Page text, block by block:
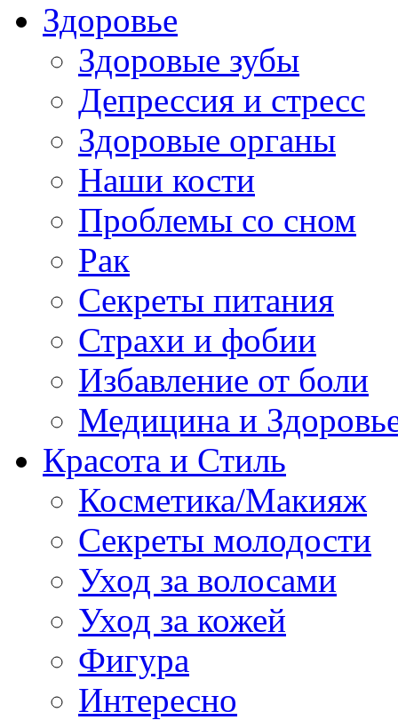
Здоровье
Здоровые зубы
Депрессия и стресс
Здоровые органы
Наши кости
Проблемы со сном
Рак
Секреты питания
Страхи и фобии
Избавление от боли
Медицина и
Красота и Стиль
Косметика/Макияж
Секреты молодости
Уход за волосами
Уход за кожей
Фигура
Интересно